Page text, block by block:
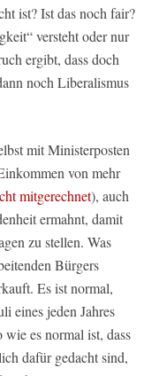
ist? Ist das noch fair?
versteht oder nur
ergibt, dass doch
noch Liberalismus
mit Ministerposten
von mehr
mitgerechnet), auch
ermahnt, damit
zu stellen. Was
Bürgers
Es ist normal,
eines jeden Jahres
wie es normal ist, dass
dafür gedacht sind,